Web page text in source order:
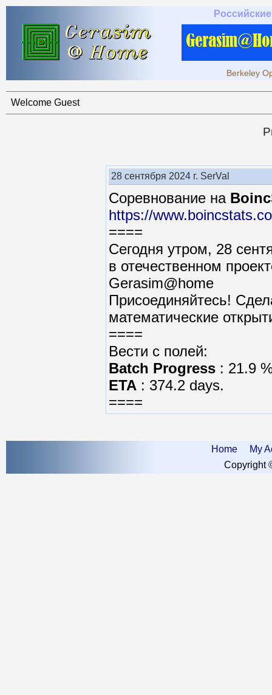
Berkeley
Welcome Guest
28 сентября 2024 г. SerVal
Соревнование на
https://
====
Сегодня утром, 28
в отечественном
Gerasim@home
Присоединяйтесь!
математические
====
Вести с полей:
Batch Progress : 21.9
ETA : 374.2 days.
====
Home
My
Copyright